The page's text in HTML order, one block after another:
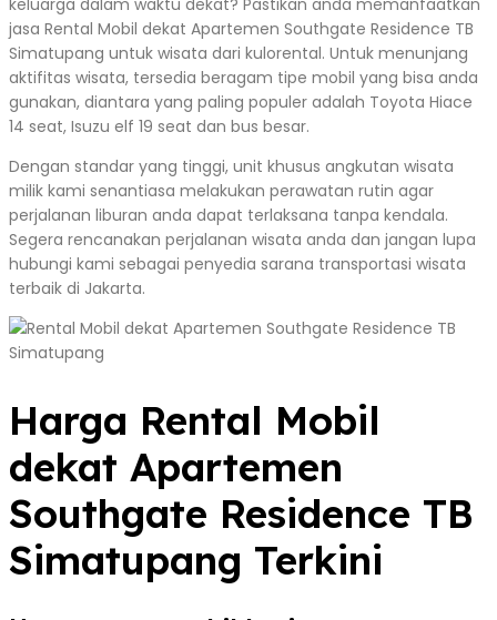
jasa Rental Mobil dekat Apartemen Southgate Residence TB
Simatupang untuk wisata dari kulorental. Untuk menunjang
aktifitas wisata, tersedia beragam tipe mobil yang bisa anda
gunakan, diantara yang paling populer adalah Toyota Hiace
14 seat, Isuzu elf 19 seat dan bus besar.
Dengan standar yang tinggi, unit khusus angkutan wisata
milik kami senantiasa melakukan perawatan rutin agar
perjalanan liburan anda dapat terlaksana tanpa kendala.
Segera rencanakan perjalanan wisata anda dan jangan lupa
hubungi kami sebagai penyedia sarana transportasi wisata
terbaik di Jakarta.
Harga Rental Mobil
dekat Apartemen
Southgate Residence TB
Simatupang Terkini